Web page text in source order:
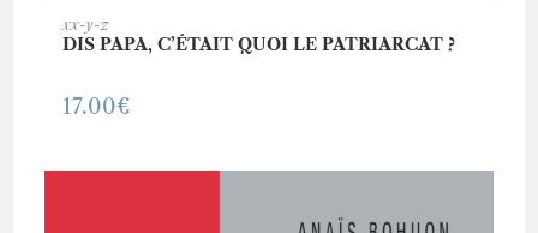
xx-y-z
DIS PAPA, C’ÉTAIT QUOI LE PATRIARCAT ?
17.00€